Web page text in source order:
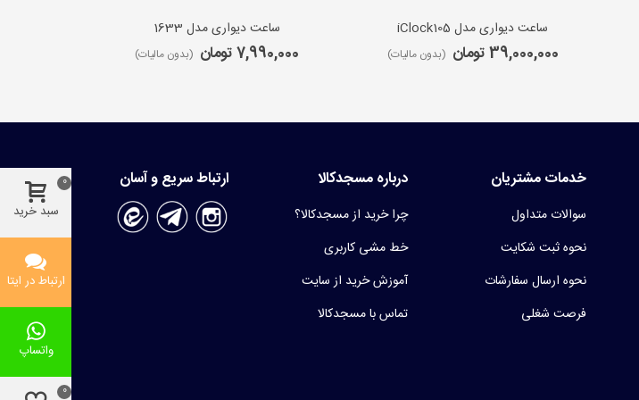
ساعت دیواری مدل iClock105
39,000,000 تومان (بدون مالیات)
ساعت دیواری مدل 1633
7,990,000 تومان (بدون مالیات)
خدمات مشتریان
سوالات متداول
نحوه ثبت شکایت
نحوه ارسال سفارشات
فرصت شغلی
درباره مسجدکالا
چرا خرید از مسجدکالا؟
خط مشی کاربری
آموزش خرید از سایت
تماس با مسجدکالا
ارتباط سریع و آسان
سبد خرید
0
ارتباط در ایتا
واتساپ
0